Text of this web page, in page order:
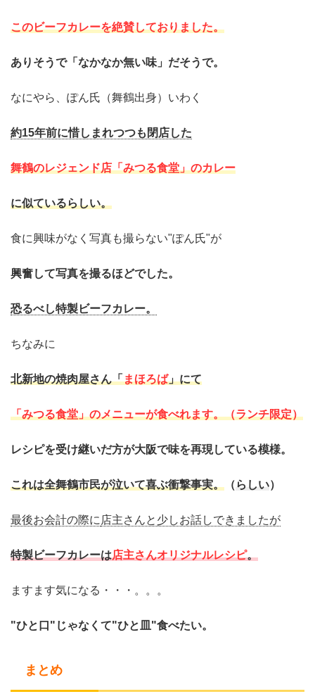
このビーフカレーを絶賛しておりました。
ありそうで「なかなか無い味」だそうで。
なにやら、ぽん氏（舞鶴出身）いわく
約15年前に惜しまれつつも閉店した
舞鶴のレジェンド店「みつる食堂」のカレー
に似ているらしい。
食に興味がなく写真も撮らない"ぽん氏"が
興奮して写真を撮るほどでした。
恐るべし特製ビーフカレー。
ちなみに
北新地の焼肉屋さん「まほろば」にて
「みつる食堂」のメニューが食べれます。（ランチ限定）
レシピを受け継いだ方が大阪で味を再現している模様。
これは全舞鶴市民が泣いて喜ぶ衝撃事実。 （らしい）
最後お会計の際に 店主さんと少しお話しできましたが
特製ビーフカレーは店主さんオリジナルレシピ。
ますます気になる・・・。。。
"ひと口"じゃなくて"ひと皿"食べたい。
まとめ